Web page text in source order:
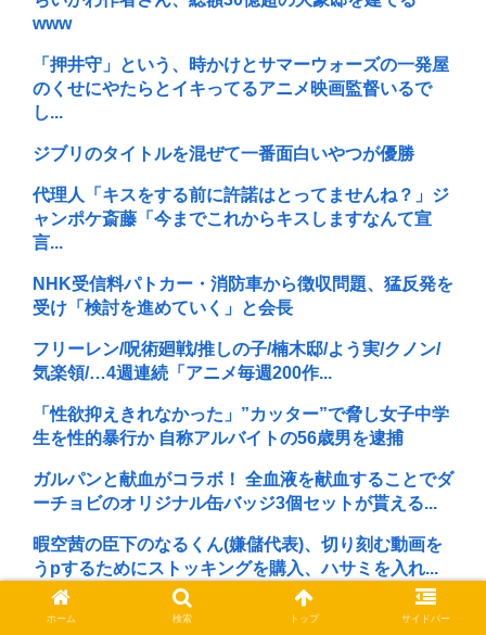
www
「押井守」という、時かけとサマーウォーズの一発屋
のくせにやたらとイキってるアニメ映画監督いるで
し...
ジブリのタイトルを混ぜて一番面白いやつが優勝
代理人「キスをする前に許諾はとってませんね？」ジ
ャンポケ斎藤「今までこれからキスしますなんて宣
言...
NHK受信料パトカー・消防車から徴収問題、猛反発を
受け「検討を進めていく」と会長
フリーレン/呪術廻戦/推しの子/楠木邸/よう実/クノン/
気楽領/…4週連続「アニメ毎週200作...
「性欲抑えきれなかった」”カッター”で脅し女子中学
生を性的暴行か 自称アルバイトの56歳男を逮捕
ガルパンと献血がコラボ！ 全血液を献血することでダ
ーチョビのオリジナル缶バッジ3個セットが貰える...
暇空茜の臣下のなるくん(嫌儲代表)、切り刻む動画を
うpするためにストッキングを購入、ハサミを入れ...
早稲田大学「学生の皆さん、近隣飲食店での無銭飲食
ホーム 検索 トップ サイドバー